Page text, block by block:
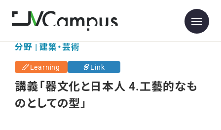
分野 | 建築・芸術
Learning Link
講義「器文化と日本人 4.工藝的なも
のとしての型」